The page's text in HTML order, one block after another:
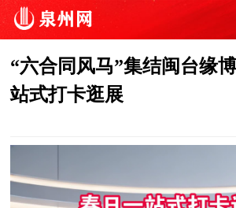
“六合同风马”集结闽台缘
站式打卡逛展